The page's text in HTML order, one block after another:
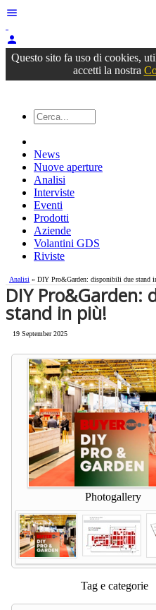
menu
person
Questo sito fa uso di cookies,
accetti la nostra
News
Nuove aperture
Analisi
Interviste
Eventi
Prodotti
Aziende
Volantini GDS
Riviste
Analisi » DIY Pro&Garden: disponibili due stand
DIY Pro&Garden:
stand in più!
19 September 2025
Photogallery
Tag e categorie